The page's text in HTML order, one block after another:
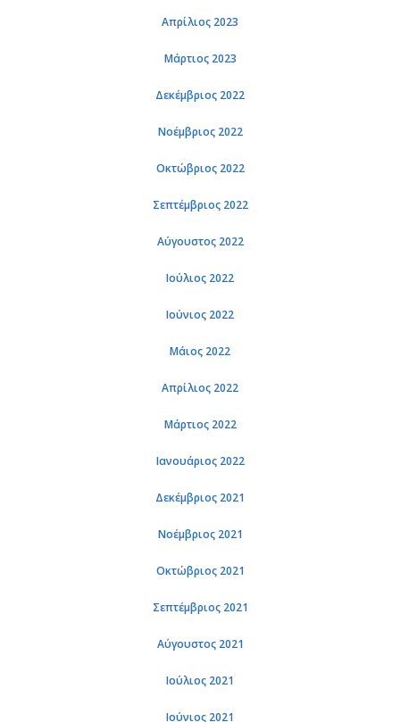
Απρί­λιος 2023
Μάρ­τιος 2023
Δε­κέμ­βριος 2022
Νο­έμ­βριος 2022
Οκτώ­βριος 2022
Σε­πτέμ­βριος 2022
Αύ­γου­στος 2022
Ιού­λιος 2022
Ιού­νιος 2022
Μάιος 2022
Απρί­λιος 2022
Μάρ­τιος 2022
Ια­νουά­ριος 2022
Δε­κέμ­βριος 2021
Νο­έμ­βριος 2021
Οκτώ­βριος 2021
Σε­πτέμ­βριος 2021
Αύ­γου­στος 2021
Ιού­λιος 2021
Ιού­νιος 2021